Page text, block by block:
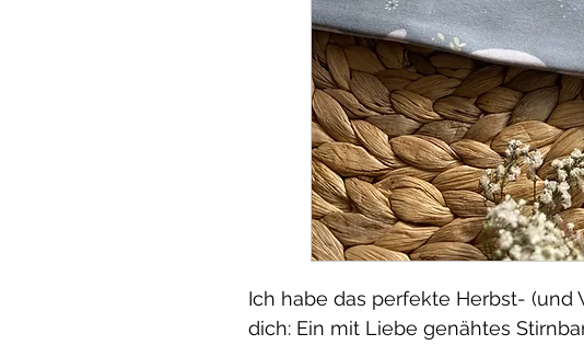
Ich habe das perfekte Herbst- (und
dich: Ein mit Liebe genähtes